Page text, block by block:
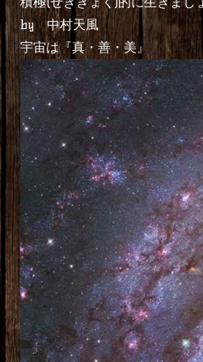
by 中村天風
宇宙は『真・善・美』